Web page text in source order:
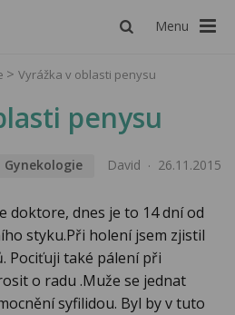
Menu
Vyrážka v oblasti penysu
penysu
Gynekologie David 26.11.2015
doktore, dnes je to 14 dní od
styku.Při holení jsem zjistil
Pociťuji také pálení při
o radu .Muže se jednat
syfilidou. Byl by v tuto